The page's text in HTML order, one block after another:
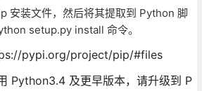
安装文件，然后将其提取到 Python 脚
setup.py install 命令。
pypi.org/project/pip/#files
Python3.4 及更早版本，请升级到 P